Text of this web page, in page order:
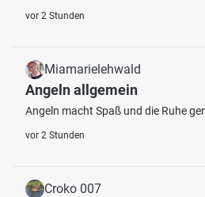
vor 2 Stunden
Miamarielehwald
Angeln allgemein
Angeln macht Spaß und die Ruhe
vor 2 Stunden
Croko 007